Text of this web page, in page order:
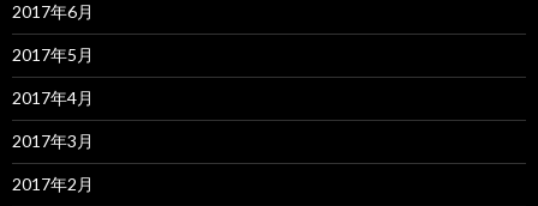
2017年6月
2017年5月
2017年4月
2017年3月
2017年2月